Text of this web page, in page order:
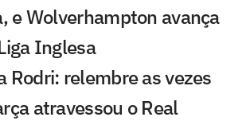
e Wolverhampton avança
Inglesa
Rodri: relembre as vezes
atravessou o Real